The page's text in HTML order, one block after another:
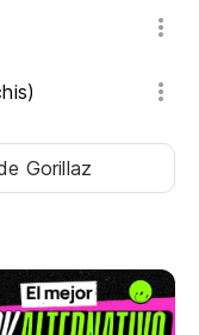
Gorillaz